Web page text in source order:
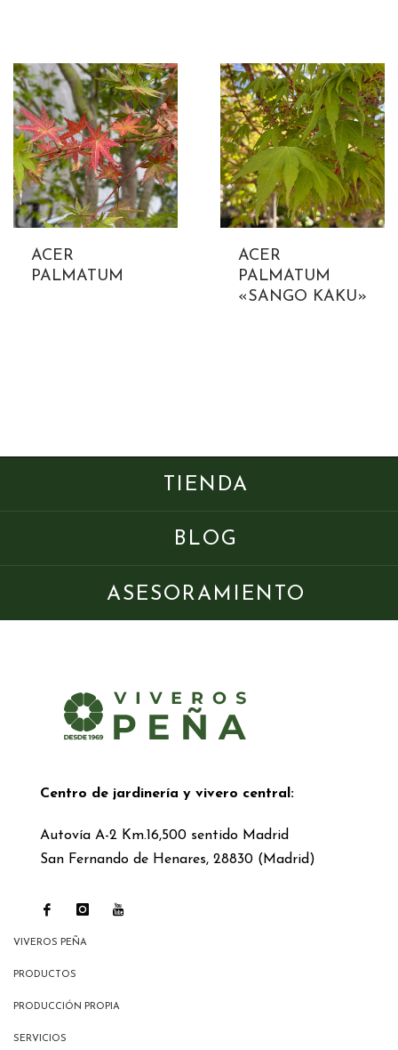
ACER
PALMATUM
ACER
PALMATUM
«SANGO KAKU»
TIENDA
BLOG
ASESORAMIENTO
Centro de jardinería y vivero central:
Autovía A-2 Km.16,500 sentido Madrid
San Fernando de Henares, 28830 (Madrid)
VIVEROS PEÑA
PRODUCTOS
PRODUCCIÓN PROPIA
SERVICIOS